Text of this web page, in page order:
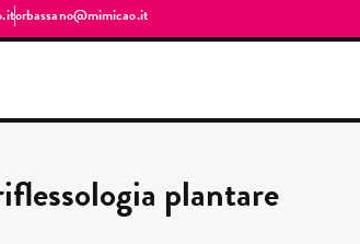
orbassano@mimicao.it
plantare